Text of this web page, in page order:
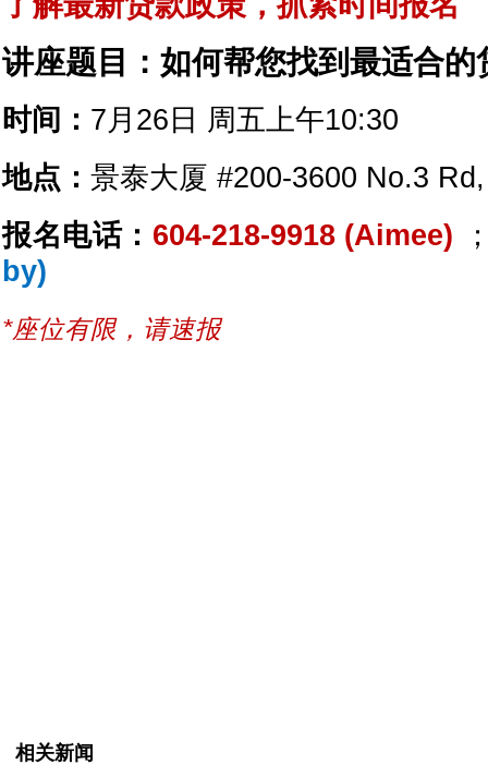
讲座题目：如何帮您找到最适合的
时间： 7月26日 周五上午10:30
地点： 景泰大厦 #200-3600 No.3
报名电话： 604-218-9918 (Aimee)
by)
*座位有限，请速报
相关新闻